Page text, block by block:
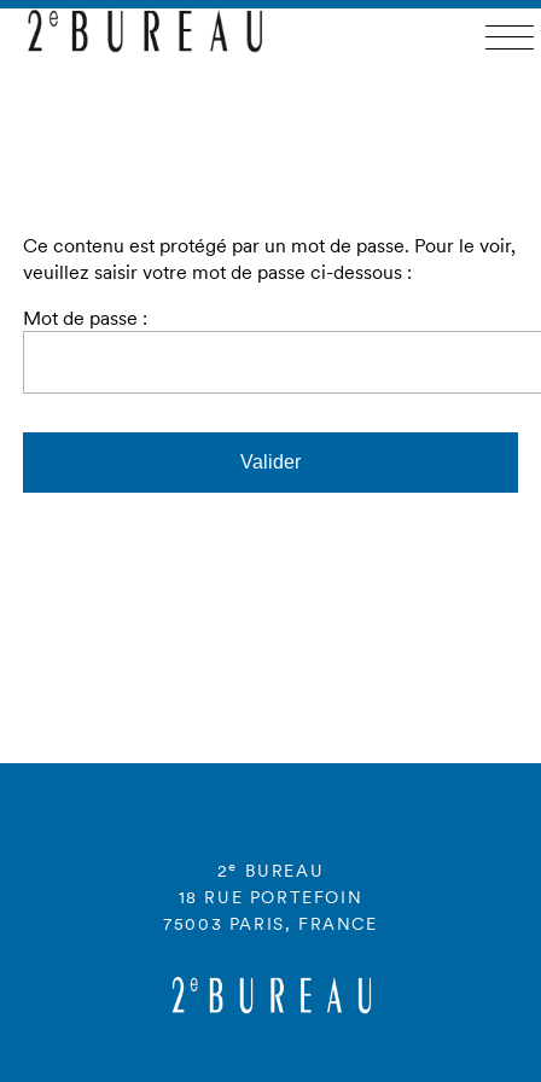
Ce contenu est protégé par un mot de passe. Pour le voir,
veuillez saisir votre mot de passe ci-dessous :
Mot de passe :
2e
BUREAU
18 RUE PORTEFOIN
75003 PARIS, FRANCE